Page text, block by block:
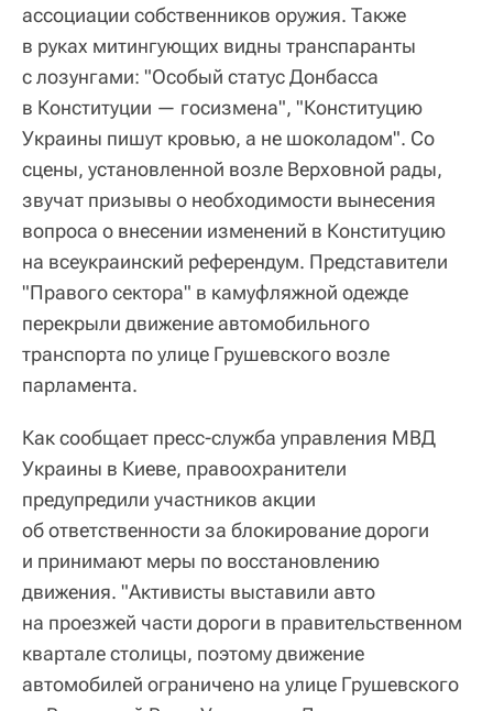
ассоциации собственников оружия. Также
в руках митингующих видны транспаранты
с лозунгами: "Особый статус Донбасса
в Конституции — госизмена", "Конституцию
Украины пишут кровью, а не шоколадом". Со
сцены, установленной возле Верховной рады,
звучат призывы о необходимости вынесения
вопроса о внесении изменений в Конституцию
на всеукраинский референдум. Представители
"Правого сектора" в камуфляжной одежде
перекрыли движение автомобильного
транспорта по улице Грушевского возле
парламента.
Как сообщает пресс-служба управления МВД
Украины в Киеве, правоохранители
предупредили участников акции
об ответственности за блокирование дороги
и принимают меры по восстановлению
движения. "Активисты выставили авто
на проезжей части дороги в правительственном
квартале столицы, поэтому движение
автомобилей ограничено на улице Грушевского